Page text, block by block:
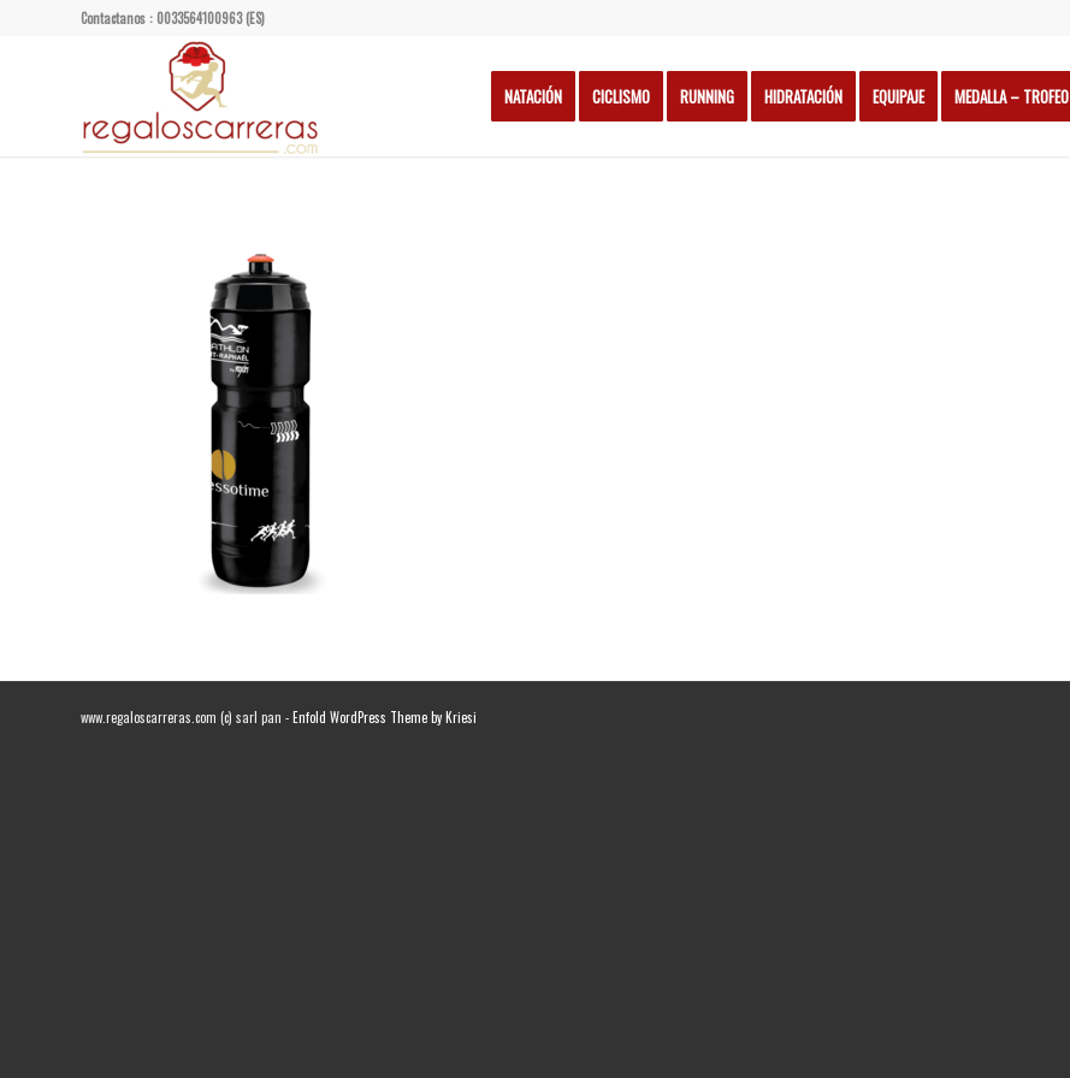
Contactanos : 0033564100963 (ES)
NATACIÓN CICLISMO RUNNING HIDRATACIÓN EQUIPAJE MEDALLA – TROFEO
www.regaloscarreras.com (c) sarl pan -Enfold WordPress Theme by Kriesi